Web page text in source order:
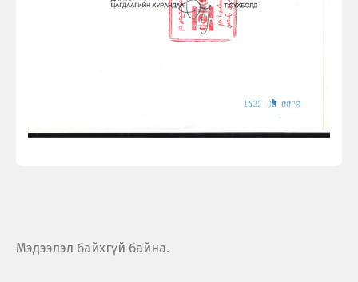
Мэдээлэл байхгүй байна.